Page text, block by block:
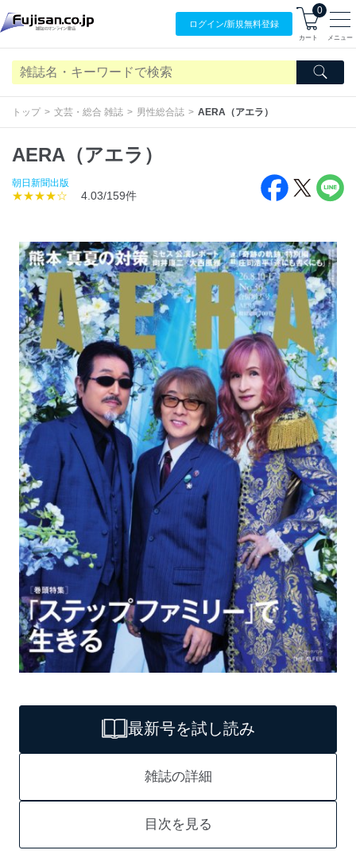
ログイン/新規無料登録
0
カート メニュー
トップ 文芸・総合 雑誌 男性総合誌 AERA（アエラ）
AERA（アエラ）
朝日新聞出版
★★★★☆ 4.03/159件
最新号を試し読み
雑誌の詳細
目次を見る